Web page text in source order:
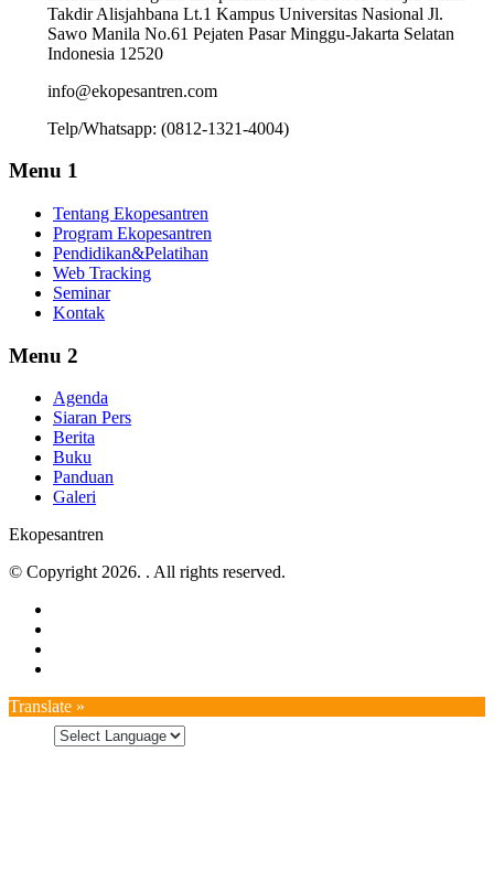
Takdir Alisjahbana Lt.1 Kampus Universitas Nasional Jl.
Sawo Manila No.61 Pejaten Pasar Minggu-Jakarta Selatan
Indonesia 12520
info@ekopesantren.com
Telp/Whatsapp: (0812-1321-4004)
Menu 1
Tentang Ekopesantren
Program Ekopesantren
Pendidikan&Pelatihan
Web Tracking
Seminar
Kontak
Menu 2
Agenda
Siaran Pers
Berita
Buku
Panduan
Galeri
Ekopesantren
© Copyright 2026. . All rights reserved.
Translate »